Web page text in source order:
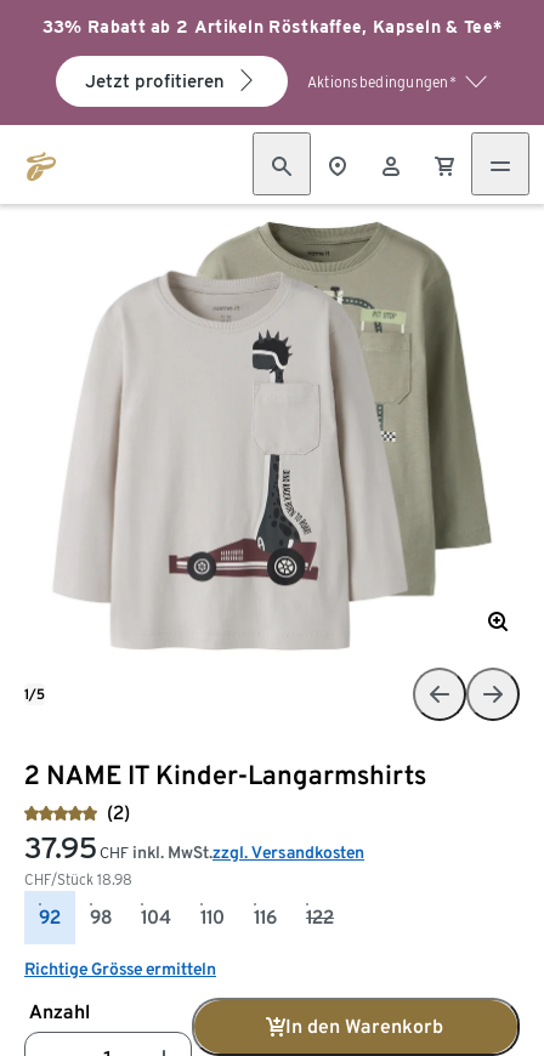
33% Rabatt ab 2 Artikeln Röstkaffee, Kapseln & Tee*
Jetzt profitieren Aktionsbedingungen*
2 NAME IT Kinder-Langarmshirts
(2)
37.95 CHF
CHF/Stück 18.98
inkl. MwSt.zzgl. Versandkosten
92 98 104 110 116 122
Richtige Grösse ermitteln
Anzahl
In den Warenkorb
1/5